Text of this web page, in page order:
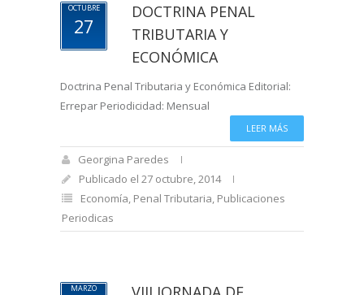
OCTUBRE
27
DOCTRINA PENAL
TRIBUTARIA Y
ECONÓMICA
Doctrina Penal Tributaria y Económica Editorial:
Errepar Periodicidad: Mensual
LEER MÁS
Georgina Paredes
Publicado el 27 octubre, 2014
Economía Penal Tributaria Publicaciones
Periodicas
MARZO